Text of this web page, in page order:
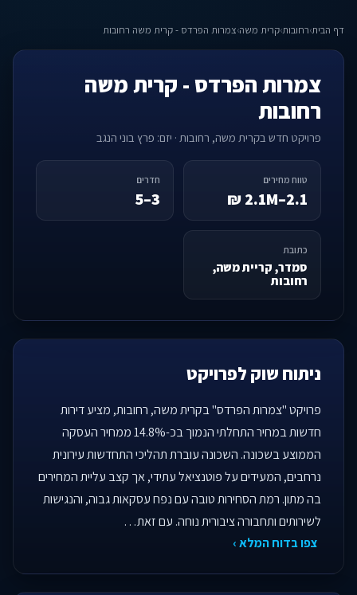
דף הבית›רחובות›קרית משה›צמרות הפרדס - קרית משה רחובות
צמרות הפרדס - קרית משה
רחובות
פרויקט חדש בקרית משה, רחובות · יזם: פרץ בוני הנגב
טווח מחירים
2.1–2.1M ₪
חדרים
3–5
כתובת
סמדר, קריית משה,
רחובות
ניתוח שוק לפרויקט
פרויקט "צמרות הפרדס" בקרית משה, רחובות, מציע דירות
חדשות במחיר התחלתי הנמוך בכ-14.8% ממחיר העסקה
הממוצע בשכונה. השכונה עוברת תהליכי התחדשות עירונית
נרחבים, המעידים על פוטנציאל עתידי, אך קצב עליית המחירים
בה מתון. רמת הסחירות טובה עם נפח עסקאות גבוה, והנגישות
לשירותים ותחבורה ציבורית נוחה. עם זאת…
צפו בדוח המלא ›